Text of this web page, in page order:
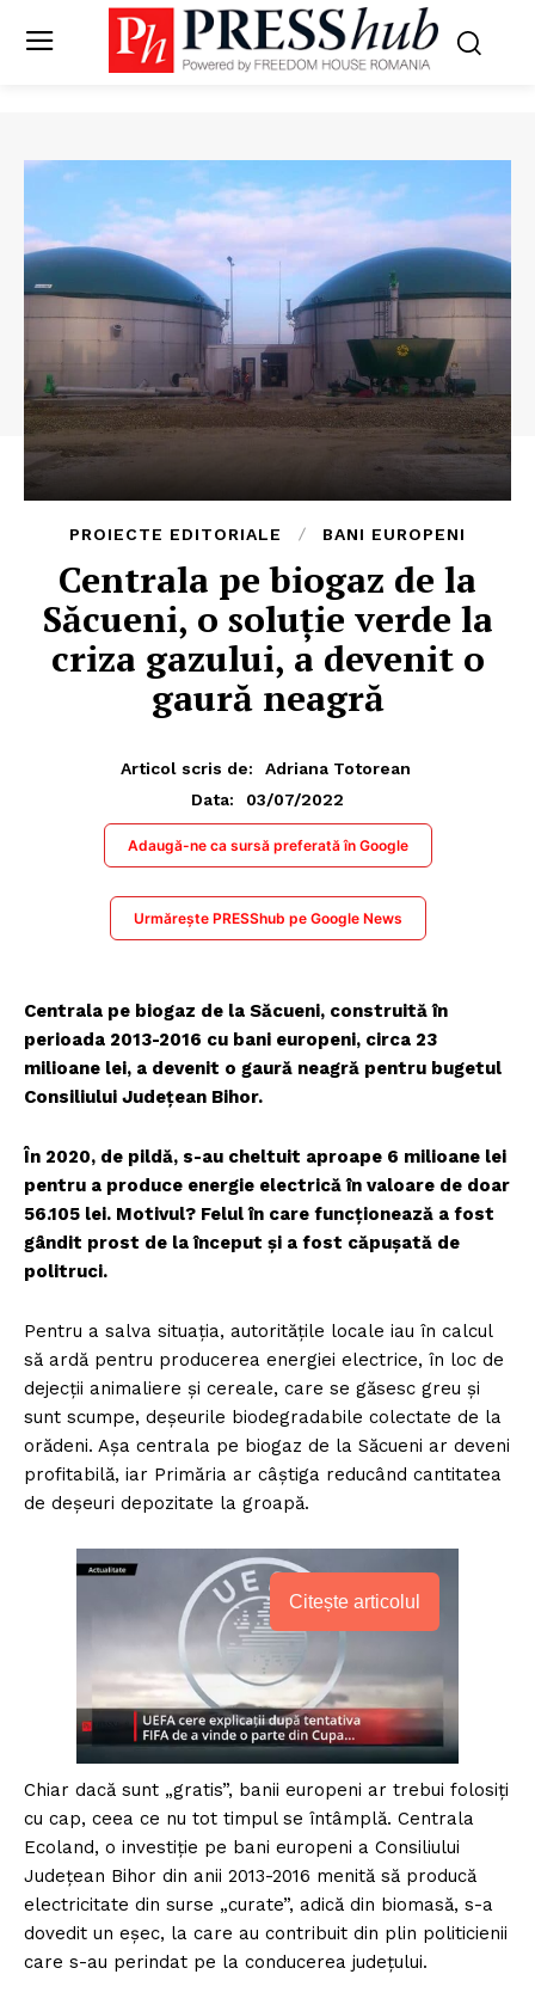
PROIECTE EDITORIALE BANI EUROPENI
Centrala pe biogaz de la
Săcueni, o soluție verde la
criza gazului, a devenit o
gaură neagră
Articol scris de:
Adriana Totorean
Data:
03/07/2022
Adaugă-ne ca sursă preferată în Google
Urmărește PRESShub pe Google News
Centrala pe biogaz de la Săcueni, construită în
perioada 2013-2016 cu bani europeni, circa 23
milioane lei, a devenit o gaură neagră pentru bugetul
Consiliului Județean Bihor.
În 2020, de pildă, s-au cheltuit aproape 6 milioane lei
pentru a produce energie electrică în valoare de doar
56.105 lei. Motivul? Felul în care funcționează a fost
gândit prost de la început și a fost căpușată de
politruci.
Pentru a salva situația, autoritățile locale iau în calcul
să ardă pentru producerea energiei electrice, în loc de
dejecții animaliere și cereale, care se găsesc greu și
sunt scumpe, deșeurile biodegradabile colectate de la
orădeni. Așa centrala pe biogaz de la Săcueni ar deveni
profitabilă, iar Primăria ar câștiga reducând cantitatea
de deșeuri depozitate la groapă.
Citește articolul
Chiar dacă sunt „gratis”, banii europeni ar trebui folosiți
cu cap, ceea ce nu tot timpul se întâmplă. Centrala
Ecoland, o investiție pe bani europeni a Consiliului
Județean Bihor din anii 2013-2016 menită să producă
electricitate din surse „curate”, adică din biomasă, s-a
dovedit un eșec, la care au contribuit din plin politicienii
care s-au perindat pe la conducerea județului.